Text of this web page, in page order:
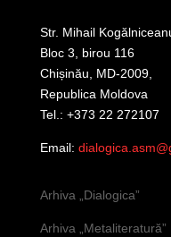
Str. Mihail
Bloc 3, birou 116
Chișinău, MD-2009,
Republica Moldova
Tel.: +373 22 272107
Email:
Arhiva „Dialogica”
Arhiva „Metaliteratură”